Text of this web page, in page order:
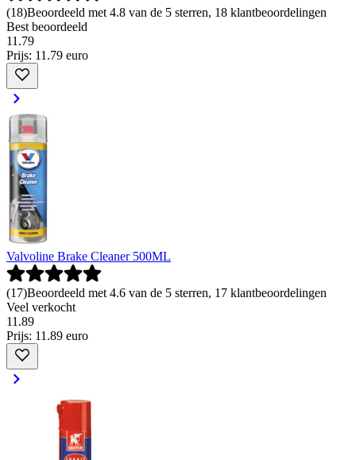
(18)Beoordeeld met 4.8 van de 5 sterren, 18 klantbeoordelingen
Best beoordeeld
11 .79
Prijs: 11.79 euro
Valvoline Brake Cleaner 500ML
(17)Beoordeeld met 4.6 van de 5 sterren, 17 klantbeoordelingen
Veel verkocht
11 .89
Prijs: 11.89 euro